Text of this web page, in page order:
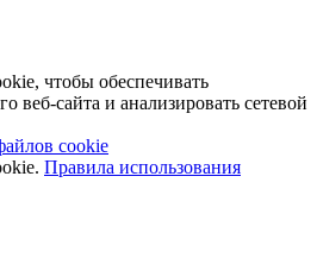
чтобы обеспечивать
веб-сайта и анализировать сетевой
cookie
Правила использования